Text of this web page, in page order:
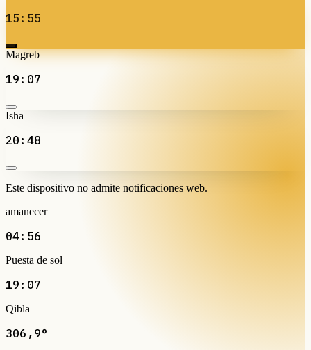
15:55
Magreb
19:07
Isha
20:48
Este dispositivo no admite notificaciones web.
amanecer
04:56
Puesta de sol
19:07
Qibla
306,9°